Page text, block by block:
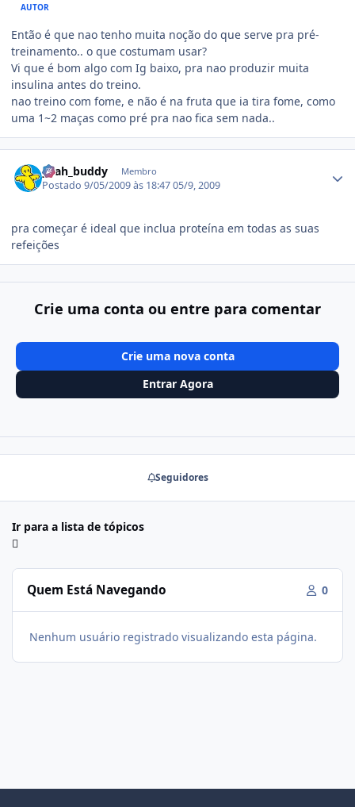
AUTOR
Então é que nao tenho muita noção do que serve pra pré-
treinamento.. o que costumam usar?
Vi que é bom algo com Ig baixo, pra nao produzir muita
insulina antes do treino.
nao treino com fome, e não é na fruta que ia tira fome, como
uma 1~2 maças como pré pra nao fica sem nada..
yeah_buddy Membro
Postado9/05/2009 às 18:4705/9, 2009
pra começar é ideal que inclua proteína em todas as suas
refeições
Crie uma conta ou entre para comentar
Crie uma nova conta
Entrar Agora
Seguidores
Ir para a lista de tópicos
Quem Está Navegando 0
Nenhum usuário registrado visualizando esta página.